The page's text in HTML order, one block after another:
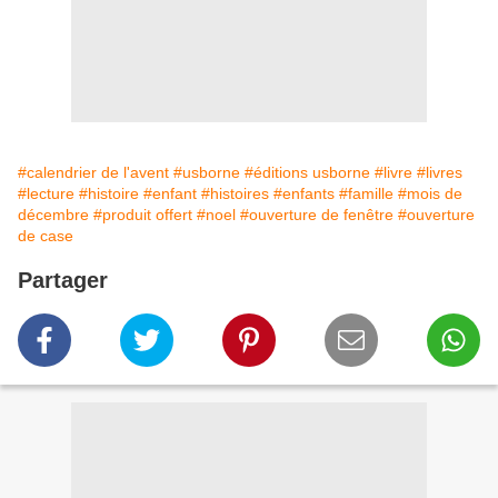
#calendrier de l'avent #usborne #éditions usborne #livre #livres
#lecture #histoire #enfant #histoires #enfants #famille #mois de
décembre #produit offert #noel #ouverture de fenêtre #ouverture
de case
Partager